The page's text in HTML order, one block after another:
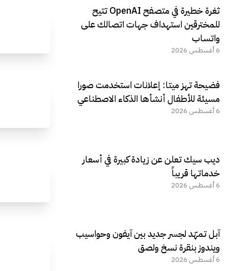
ثغرة خطيرة في متصفح OpenAI تتيح
للمخترقين استهداف جهات اتصالك على
واتساب
6 أغسطس 2026
فضيحة تهز ميتا: إعلانات استخدمت صورا
مسيئة للأطفال أنشأها الذكاء الاصطناعي
6 أغسطس 2026
ديب سيك تعلن عن زيادة كبيرة في أسعار
خدماتها قريباً
6 أغسطس 2026
آبل تمهّد لجسر جديد بين آيفون وحواسيب
ويندوز بنقرة نسخ ولصق
6 أغسطس 2026